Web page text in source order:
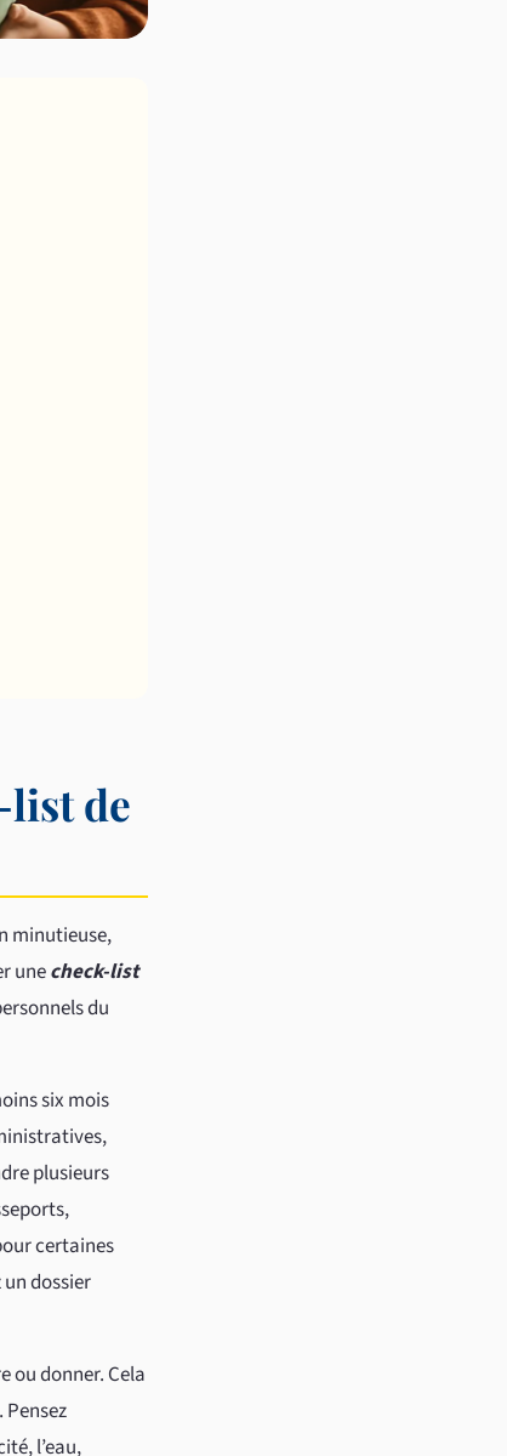
list de
minutieuse,
unecheck-list
du
six mois
plusieurs
certaines
dossier
ou donner. Cela
l’eau,